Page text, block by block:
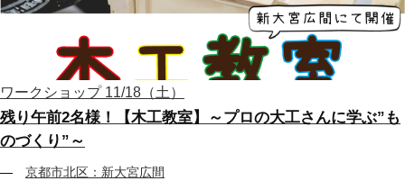
ワークショップ 11/18（土）
残り午前2名様！【木工教室】～プロの大工さんに学ぶ”も
のづくり”～
京都市北区：新大宮広間